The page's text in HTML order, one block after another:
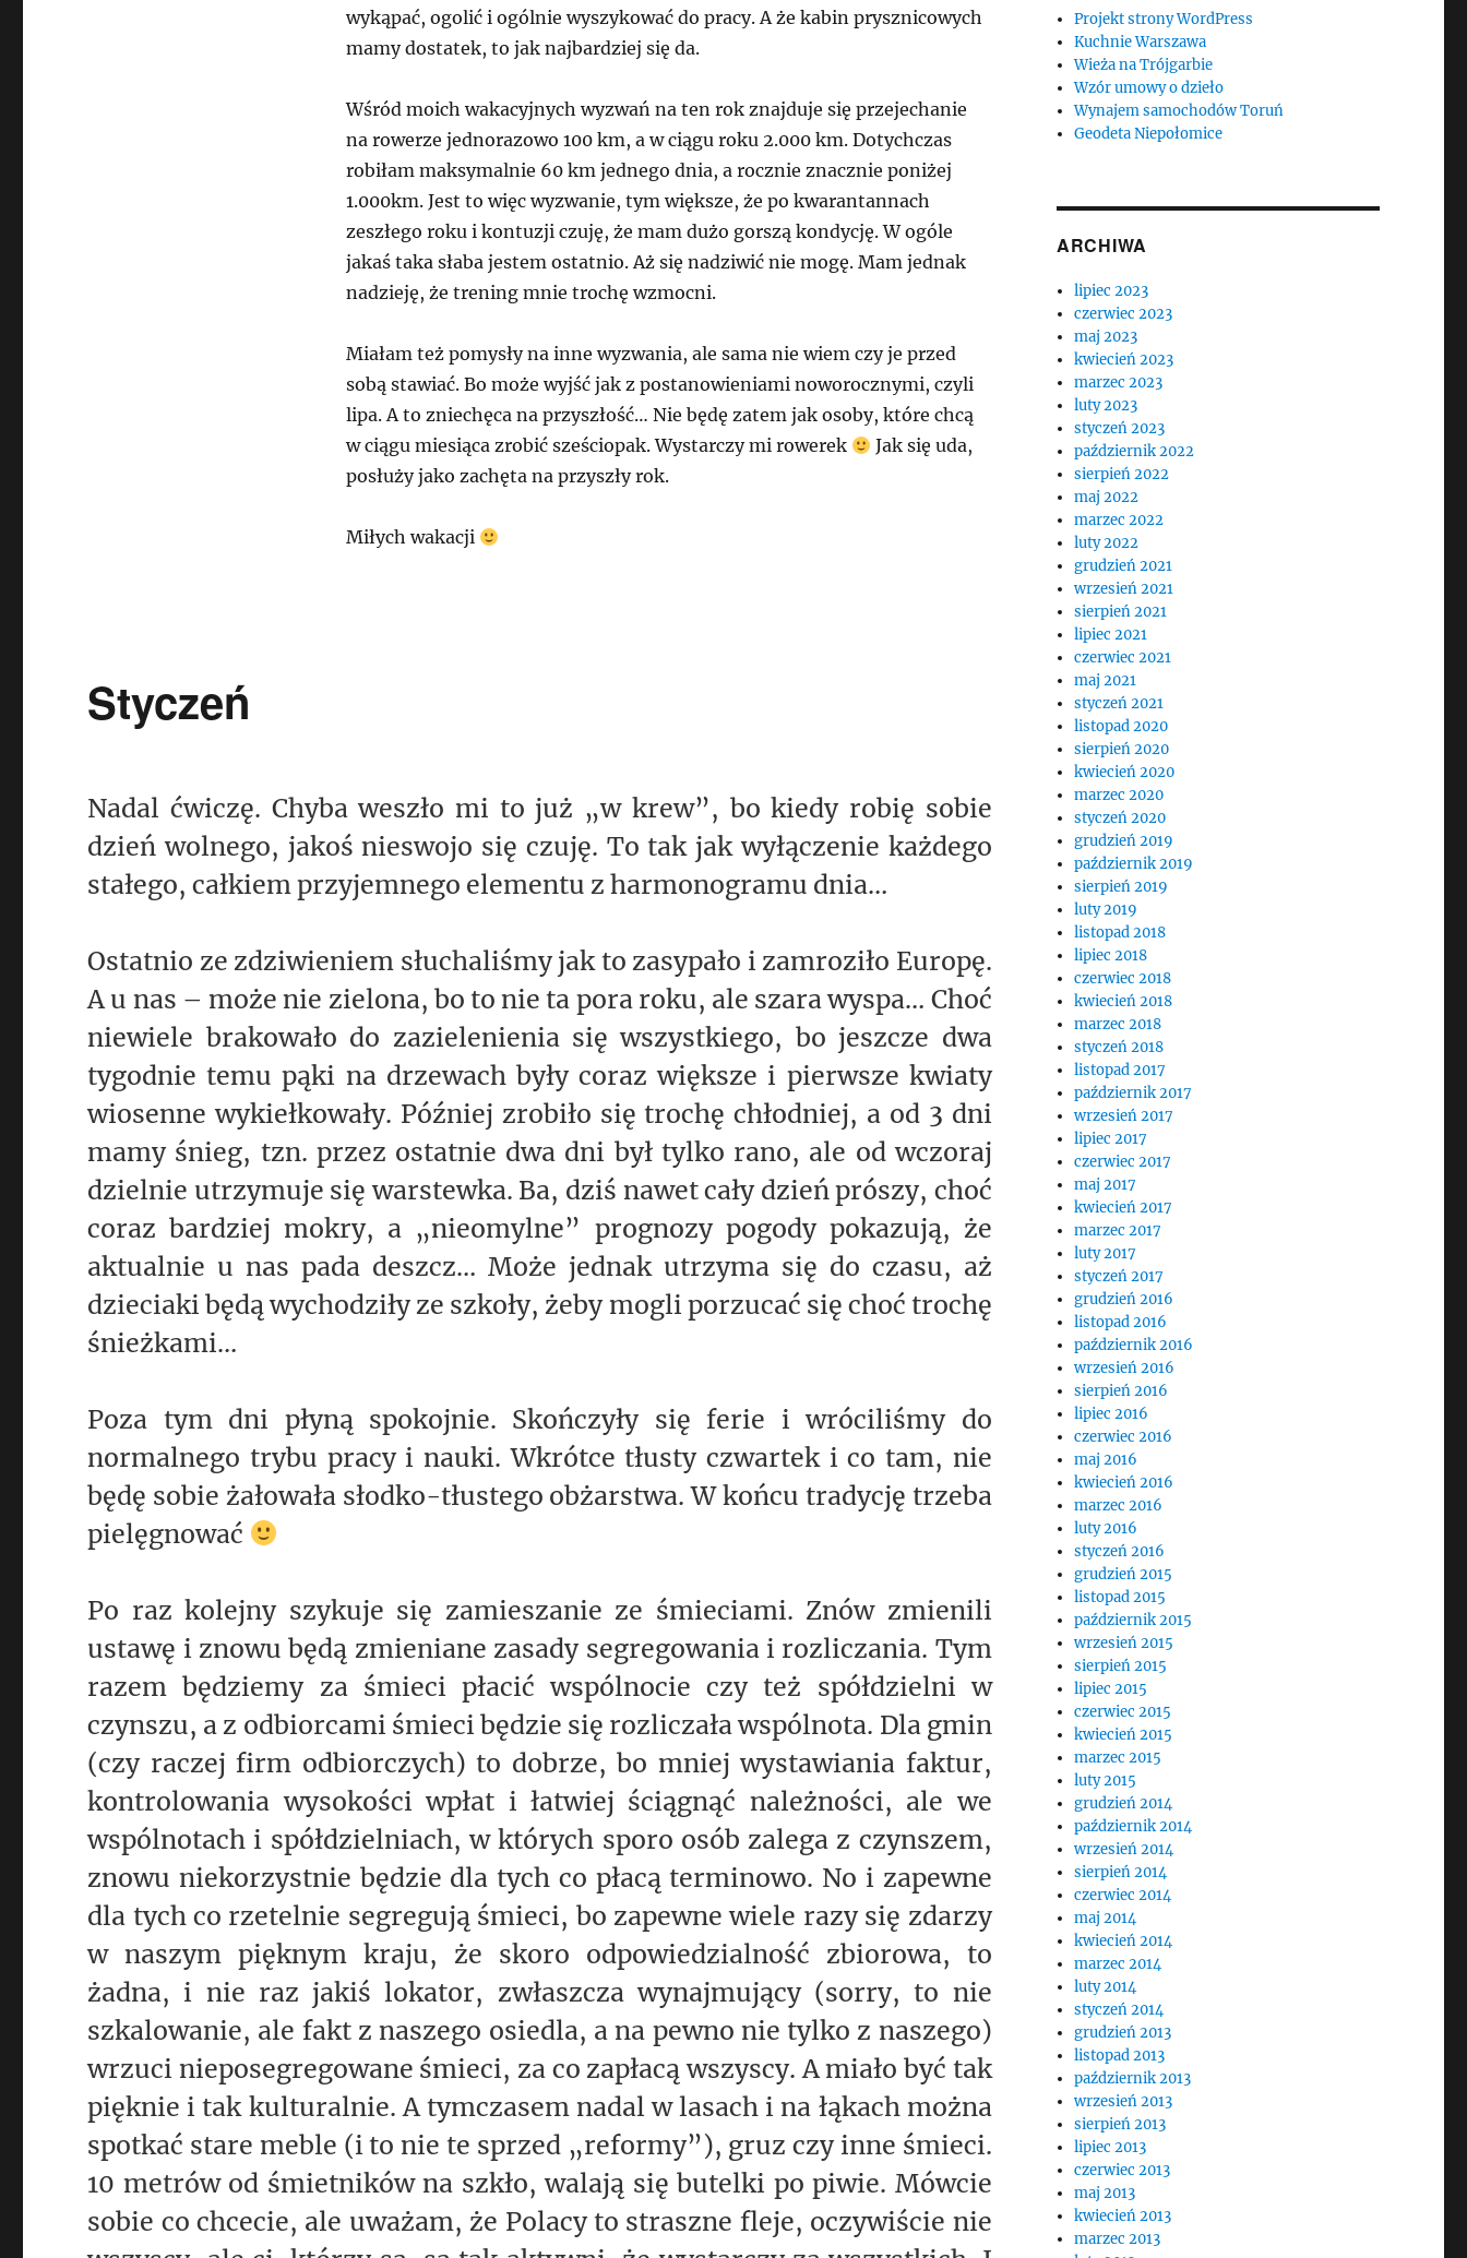
wykąpać, ogolić i ogólnie wyszykować do pracy. A że kabin prysznicowych
mamy dostatek, to jak najbardziej się da.
Wśród moich wakacyjnych wyzwań na ten rok znajduje się przejechanie
na rowerze jednorazowo 100 km, a w ciągu roku 2.000 km. Dotychczas
robiłam maksymalnie 60 km jednego dnia, a rocznie znacznie poniżej
1.000km. Jest to więc wyzwanie, tym większe, że po kwarantannach
zeszłego roku i kontuzji czuję, że mam dużo gorszą kondycję. W ogóle
jakaś taka słaba jestem ostatnio. Aż się nadziwić nie mogę. Mam jednak
nadzieję, że trening mnie trochę wzmocni.
Miałam też pomysły na inne wyzwania, ale sama nie wiem czy je przed
sobą stawiać. Bo może wyjść jak z postanowieniami noworocznymi, czyli
lipa. A to zniechęca na przyszłość… Nie będę zatem jak osoby, które chcą
w ciągu miesiąca zrobić sześciopak. Wystarczy mi rowerek
Jak się uda,
posłuży jako zachęta na przyszły rok.
Miłych wakacji
Styczeń
Nadal ćwiczę. Chyba weszło mi to już „w krew”, bo kiedy robię sobie
dzień wolnego, jakoś nieswojo się czuję. To tak jak wyłączenie każdego
stałego, całkiem przyjemnego elementu z harmonogramu dnia…
Ostatnio ze zdziwieniem słuchaliśmy jak to zasypało i zamroziło Europę.
A u nas – może nie zielona, bo to nie ta pora roku, ale szara wyspa… Choć
niewiele brakowało do zazielenienia się wszystkiego, bo jeszcze dwa
tygodnie temu pąki na drzewach były coraz większe i pierwsze kwiaty
wiosenne wykiełkowały. Później zrobiło się trochę chłodniej, a od 3 dni
mamy śnieg, tzn. przez ostatnie dwa dni był tylko rano, ale od wczoraj
dzielnie utrzymuje się warstewka. Ba, dziś nawet cały dzień prószy, choć
coraz bardziej mokry, a „nieomylne” prognozy pogody pokazują, że
aktualnie u nas pada deszcz… Może jednak utrzyma się do czasu, aż
dzieciaki będą wychodziły ze szkoły, żeby mogli porzucać się choć trochę
śnieżkami…
Poza tym dni płyną spokojnie. Skończyły się ferie i wróciliśmy do
normalnego trybu pracy i nauki. Wkrótce tłusty czwartek i co tam, nie
będę sobie żałowała słodko-tłustego obżarstwa. W końcu tradycję trzeba
pielęgnować
Po raz kolejny szykuje się zamieszanie ze śmieciami. Znów zmienili
ustawę i znowu będą zmieniane zasady segregowania i rozliczania. Tym
razem będziemy za śmieci płacić wspólnocie czy też spółdzielni w
czynszu, a z odbiorcami śmieci będzie się rozliczała wspólnota. Dla gmin
(czy raczej firm odbiorczych) to dobrze, bo mniej wystawiania faktur,
kontrolowania wysokości wpłat i łatwiej ściągnąć należności, ale we
wspólnotach i spółdzielniach, w których sporo osób zalega z czynszem,
znowu niekorzystnie będzie dla tych co płacą terminowo. No i zapewne
dla tych co rzetelnie segregują śmieci, bo zapewne wiele razy się zdarzy
w naszym pięknym kraju, że skoro odpowiedzialność zbiorowa, to
żadna, i nie raz jakiś lokator, zwłaszcza wynajmujący (sorry, to nie
szkalowanie, ale fakt z naszego osiedla, a na pewno nie tylko z naszego)
wrzuci nieposegregowane śmieci, za co zapłacą wszyscy. A miało być tak
pięknie i tak kulturalnie. A tymczasem nadal w lasach i na łąkach można
spotkać stare meble (i to nie te sprzed „reformy”), gruz czy inne śmieci.
10 metrów od śmietników na szkło, walają się butelki po piwie. Mówcie
sobie co chcecie, ale uważam, że Polacy to straszne fleje, oczywiście nie
Projekt strony WordPress
Kuchnie Warszawa
Wieża na Trójgarbie
Wzór umowy o dzieło
Wynajem samochodów Toruń
Geodeta Niepołomice
ARCHIWA
lipiec 2023
czerwiec 2023
maj 2023
kwiecień 2023
marzec 2023
luty 2023
styczeń 2023
październik 2022
sierpień 2022
maj 2022
marzec 2022
luty 2022
grudzień 2021
wrzesień 2021
sierpień 2021
lipiec 2021
czerwiec 2021
maj 2021
styczeń 2021
listopad 2020
sierpień 2020
kwiecień 2020
marzec 2020
styczeń 2020
grudzień 2019
październik 2019
sierpień 2019
luty 2019
listopad 2018
lipiec 2018
czerwiec 2018
kwiecień 2018
marzec 2018
styczeń 2018
listopad 2017
październik 2017
wrzesień 2017
lipiec 2017
czerwiec 2017
maj 2017
kwiecień 2017
marzec 2017
luty 2017
styczeń 2017
grudzień 2016
listopad 2016
październik 2016
wrzesień 2016
sierpień 2016
lipiec 2016
czerwiec 2016
maj 2016
kwiecień 2016
marzec 2016
luty 2016
styczeń 2016
grudzień 2015
listopad 2015
październik 2015
wrzesień 2015
sierpień 2015
lipiec 2015
czerwiec 2015
kwiecień 2015
marzec 2015
luty 2015
grudzień 2014
październik 2014
wrzesień 2014
sierpień 2014
czerwiec 2014
maj 2014
kwiecień 2014
marzec 2014
luty 2014
styczeń 2014
grudzień 2013
listopad 2013
październik 2013
wrzesień 2013
sierpień 2013
lipiec 2013
czerwiec 2013
maj 2013
kwiecień 2013
marzec 2013